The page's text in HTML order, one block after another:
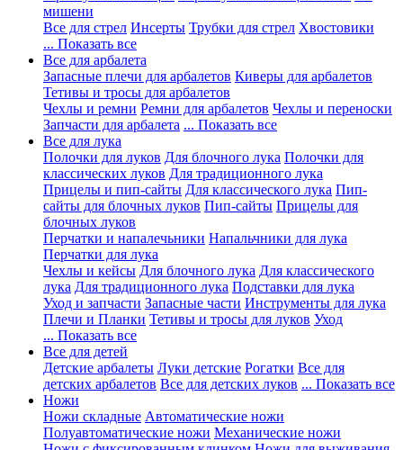
мишени
Все для стрел Инсерты Трубки для стрел Хвостовики
... Показать все
Все для арбалета
Запасные плечи для арбалетов Киверы для арбалетов
Тетивы и тросы для арбалетов
Чехлы и ремни Ремни для арбалетов Чехлы и переноски
Запчасти для арбалета ... Показать все
Все для лука
Полочки для луков Для блочного лука Полочки для
классических луков Для традиционного лука
Прицелы и пип-сайты Для классического лука Пип-
сайты для блочных луков Пип-сайты Прицелы для
блочных луков
Перчатки и напалечьники Напальчники для лука
Перчатки для лука
Чехлы и кейсы Для блочного лука Для классического
лука Для традиционного лука Подставки для лука
Уход и запчасти Запасные части Инструменты для лука
Плечи и Планки Тетивы и тросы для луков Уход
... Показать все
Все для детей
Детские арбалеты Луки детские Рогатки Все для
детских арбалетов Все для детских луков ... Показать все
Ножи
Ножи складные Автоматические ножи
Полуавтоматические ножи Механические ножи